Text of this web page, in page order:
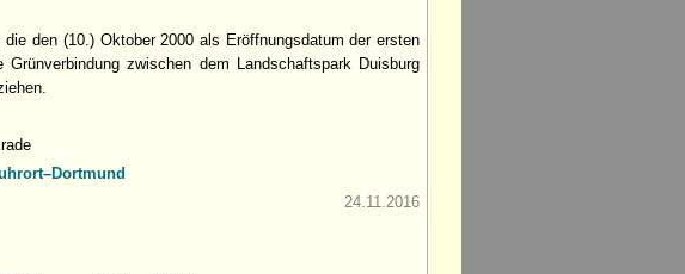
den (10.) Oktober 2000 als Eröffnungsdatum der ersten
zwischen dem Landschaftspark Duisburg
24.11.2016